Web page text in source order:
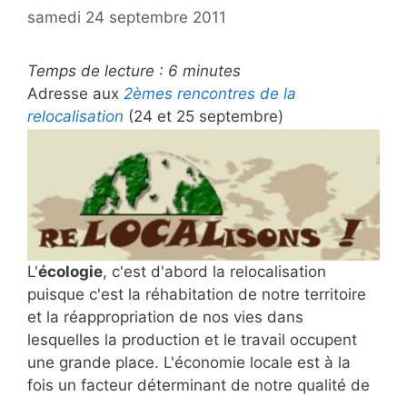
samedi 24 septembre 2011
Temps de lecture : 6 minutes
Adresse aux 2èmes rencontres de la
relocalisation (24 et 25 septembre)
L'écologie, c'est d'abord la relocalisation
puisque c'est la réhabitation de notre territoire
et la réappropriation de nos vies dans
lesquelles la production et le travail occupent
une grande place. L'économie locale est à la
fois un facteur déterminant de notre qualité de